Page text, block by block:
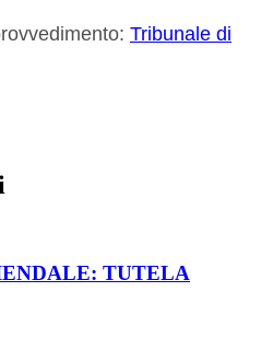
Tribunale di
TUTELA